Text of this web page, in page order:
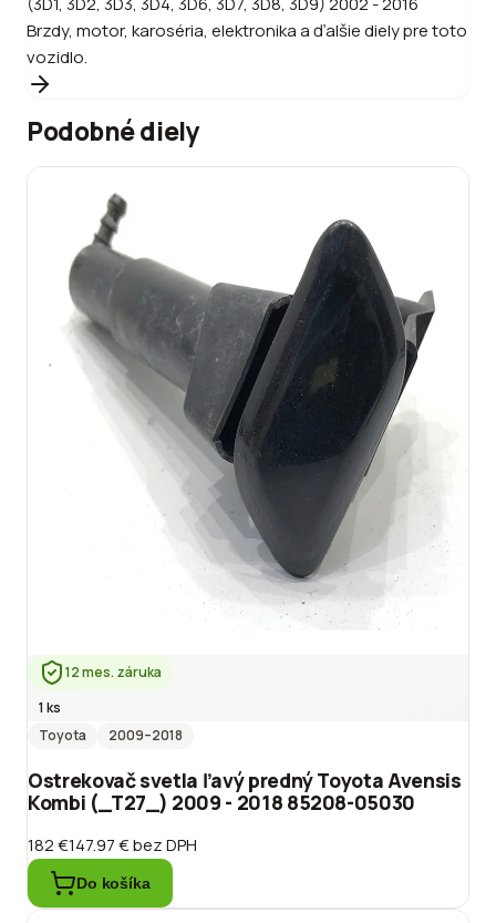
Brzdy, motor, karoséria, elektronika a ďalšie diely pre toto
vozidlo.
Podobné diely
12 mes. záruka
1 ks
Toyota
2009–2018
Ostrekovač svetla ľavý predný Toyota Avensis
Kombi (_T27_) 2009 - 2018 85208-05030
182 €147.97 €bez DPH
Do košíka